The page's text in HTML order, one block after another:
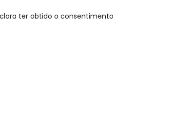
ter obtido o consentimento